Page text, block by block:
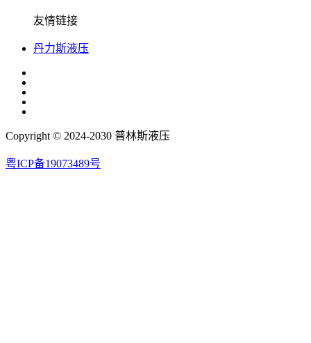
友情链接
丹力斯液压
Copyright © 2024-2030 普林斯液压
粤ICP备19073489号